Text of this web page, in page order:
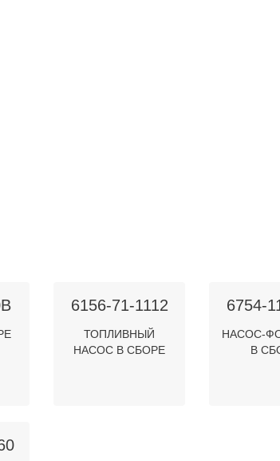
6156-71-1112
ТОПЛИВНЫЙ
НАСОС В СБОРЕ
6754-
НАСОС-
В